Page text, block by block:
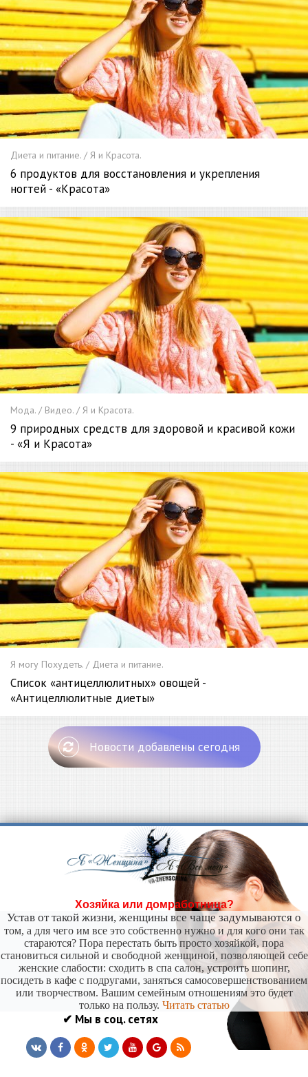
Диета и питание. / Я и Красота.
6 продуктов для восстановления и укрепления
ногтей - «Красота»
Мода. / Видео. / Я и Красота.
9 природных средств для здоровой и красивой кожи
- «Я и Красота»
Я могу Похудеть. / Диета и питание.
Список «антицеллюлитных» овощей -
«Антицеллюлитные диеты»
Новости добавлены сегодня
Хозяйка или домработница?
Устав от такой жизни, женщины все чаще задумываются о
том, а для чего им все это собственно нужно и для кого они так
стараются? Пора перестать быть просто хозяйкой, пора
становиться сильной и свободной женщиной, позволяющей себе
женские слабости: сходить в спа салон, устроить шопинг,
посидеть в кафе с подругами, заняться самосовершенствованием
или творчеством. Вашим семейным отношениям это будет
только на пользу. Читать статью
✔ Мы в соц. сетях